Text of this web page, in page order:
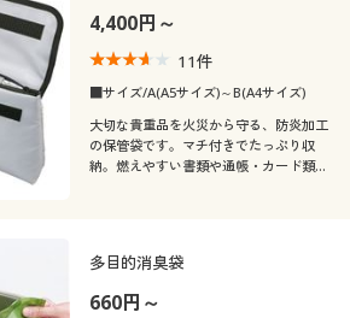
4,400円～
11件
■サイズ/A(A5サイズ)～B(A4サイズ)
大切な貴重品を火災から守る、防炎加工
の保管袋です。マチ付きでたっぷり収
納。燃えやすい書類や通帳・カード類な
多目的消臭袋
660円～